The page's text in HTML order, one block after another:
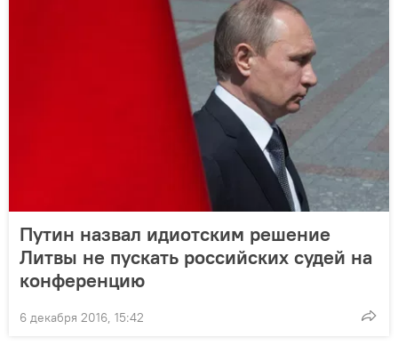
Путин назвал идиотским решение
Литвы не пускать российских судей на
конференцию
6 декабря 2016, 15:42